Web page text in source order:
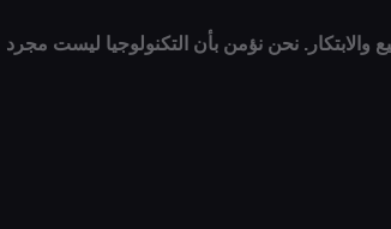
والابتكار. نحن نؤمن بأن التكنولوجيا ليست مجرد